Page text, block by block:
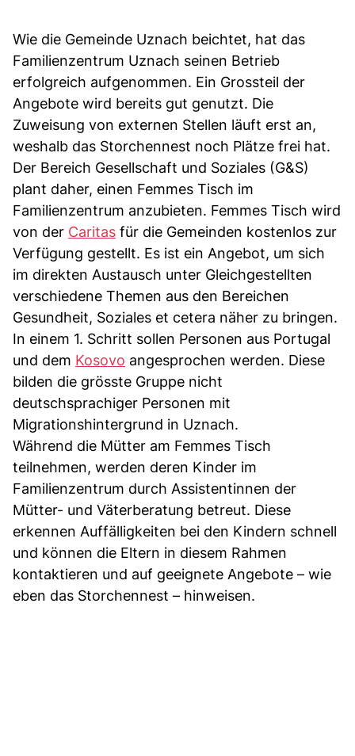
Wie die Gemeinde Uznach beichtet, hat das
Familienzentrum Uznach seinen Betrieb
erfolgreich aufgenommen. Ein Grossteil der
Angebote wird bereits gut genutzt. Die
Zuweisung von externen Stellen läuft erst an,
weshalb das Storchennest noch Plätze frei hat.
Der Bereich Gesellschaft und Soziales (G&S)
plant daher, einen Femmes Tisch im
Familienzentrum anzubieten. Femmes Tisch wird
von der Caritas für die Gemeinden kostenlos zur
Verfügung gestellt. Es ist ein Angebot, um sich
im direkten Austausch unter Gleichgestellten
verschiedene Themen aus den Bereichen
Gesundheit, Soziales et cetera näher zu bringen.
In einem 1. Schritt sollen Personen aus Portugal
und dem Kosovo angesprochen werden. Diese
bilden die grösste Gruppe nicht
deutschsprachiger Personen mit
Migrationshintergrund in Uznach.
Während die Mütter am Femmes Tisch
teilnehmen, werden deren Kinder im
Familienzentrum durch Assistentinnen der
Mütter- und Väterberatung betreut. Diese
erkennen Auffälligkeiten bei den Kindern schnell
und können die Eltern in diesem Rahmen
kontaktieren und auf geeignete Angebote – wie
eben das Storchennest – hinweisen.